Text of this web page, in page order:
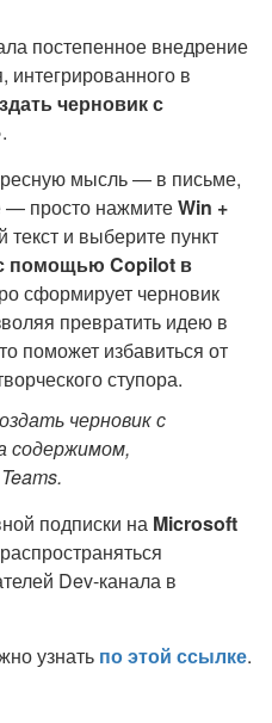
постепенное внедрение
интегрированного в
черновик с
.
мысль — в письме,
— просто нажмитеWin +
текст и выберите пункт
помощью Copilot в
сформирует черновик
превратить идею в
поможет избавиться от
ступора.
черновик с
содержимом,
подписки на Microsoft
Dev-канала в
узнать по этой ссылке.